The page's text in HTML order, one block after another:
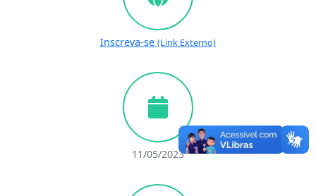
Inscreva-se (Link Externo)
11/05/2023